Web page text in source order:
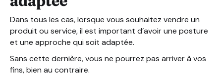
Dans tous les cas, lorsque vous souhaitez vendre un
produit ou service, il est important d’avoir une posture
et une approche qui soit adaptée.
Sans cette dernière, vous ne pourrez pas arriver à vos
fins, bien au contraire.